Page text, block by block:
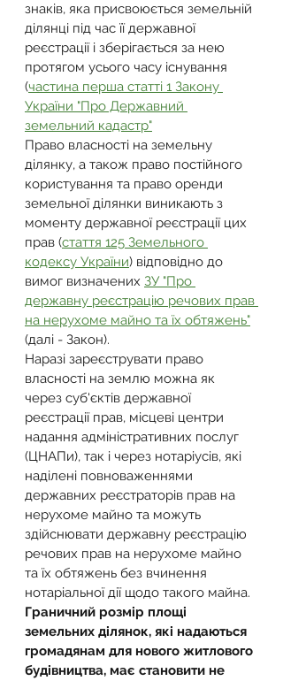
знаків, яка присвоюється земельній
ділянці під час її державної
реєстрації і зберігається за нею
протягом усього часу існування
(частина перша статті 1 Закону
України "Про Державний
земельний кадастр"
Право власності на земельну
ділянку, а також право постійного
користування та право оренди
земельної ділянки виникають з
моменту державної реєстрації цих
прав (стаття 125 Земельного
кодексу України) відповідно до
вимог визначених ЗУ "Про
державну реєстрацію речових прав
на нерухоме майно та їх обтяжень"
(далі - Закон).
Наразі зареєструвати право
власності на землю можна як
через суб'єктів державної
реєстрації прав, місцеві центри
надання адміністративних послуг
(ЦНАПи), так і через нотаріусів, які
наділені повноваженнями
державних реєстраторів прав на
нерухоме майно та можуть
здійснювати державну реєстрацію
речових прав на нерухоме майно
та їх обтяжень без вчинення
нотаріальної дії щодо такого майна.
Граничний розмір площі
земельних ділянок, які надаються
громадянам для нового житлового
будівництва, має становити не